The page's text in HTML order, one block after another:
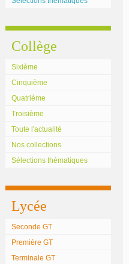
Collège
Sixième
Cinquième
Quatrième
Troisième
Toute l'actualité
Nos collections
Sélections thématiques
Lycée
Seconde GT
Première GT
Terminale GT